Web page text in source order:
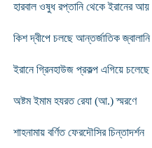
হারবাল ওষুধ রপ্তানি থেকে ইরানের
কিশ দ্বীপে চলছে আন্তর্জাতিক জ্বালানি
ইরানে গ্রিনহাউজ প্রকল্প এগিয়ে চলেছে
অষ্টম ইমাম হযরত রেযা (আ.) স্মরণে
শাহনামায় বর্ণিত ফেরদৌসির চিন্তাদর্শন